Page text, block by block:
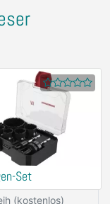
Set
(kostenlos)